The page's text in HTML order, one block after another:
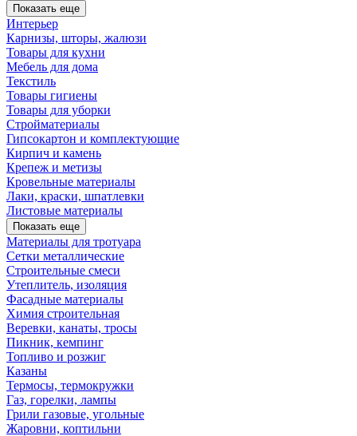
Показать еще
Интерьер
Карнизы, шторы, жалюзи
Товары для кухни
Мебель для дома
Текстиль
Товары гигиены
Товары для уборки
Стройматериалы
Гипсокартон и комплектующие
Кирпич и камень
Крепеж и метизы
Кровельные материалы
Лаки, краски, шпатлевки
Листовые материалы
Показать еще
Материалы для тротуара
Сетки металлические
Строительные смеси
Утеплитель, изоляция
Фасадные материалы
Химия строительная
Веревки, канаты, тросы
Пикник, кемпинг
Топливо и розжиг
Казаны
Термосы, термокружки
Газ, горелки, лампы
Грили газовые, угольные
Жаровни, коптильни